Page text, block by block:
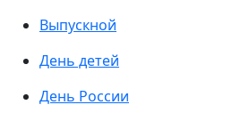
Выпускной
День детей
День России